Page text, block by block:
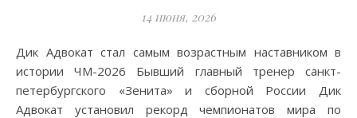
14 июня, 2026
Дик Адвокат стал самым возрастным наставником в
истории ЧМ-2026 Бывший главный тренер санкт-
петербургского «Зенита» и сборной России Дик
Адвокат установил рекорд чемпионатов мира по